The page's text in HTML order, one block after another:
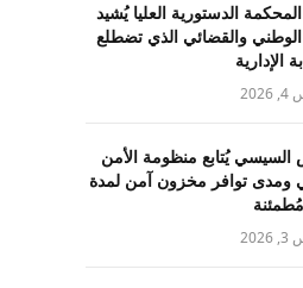
الدستورية العليا يُشيد
الوطني والقضائي الذي تضطلع
الإدارية
السيسي يُتابع منظومة الأمن
ومدى توافر مخزون آمن لمدة